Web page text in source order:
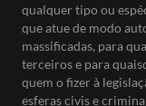
qualquer tipo ou
que atue de modo
massificadas, para
terceiros e para
quem o fizer à
esferas civis e